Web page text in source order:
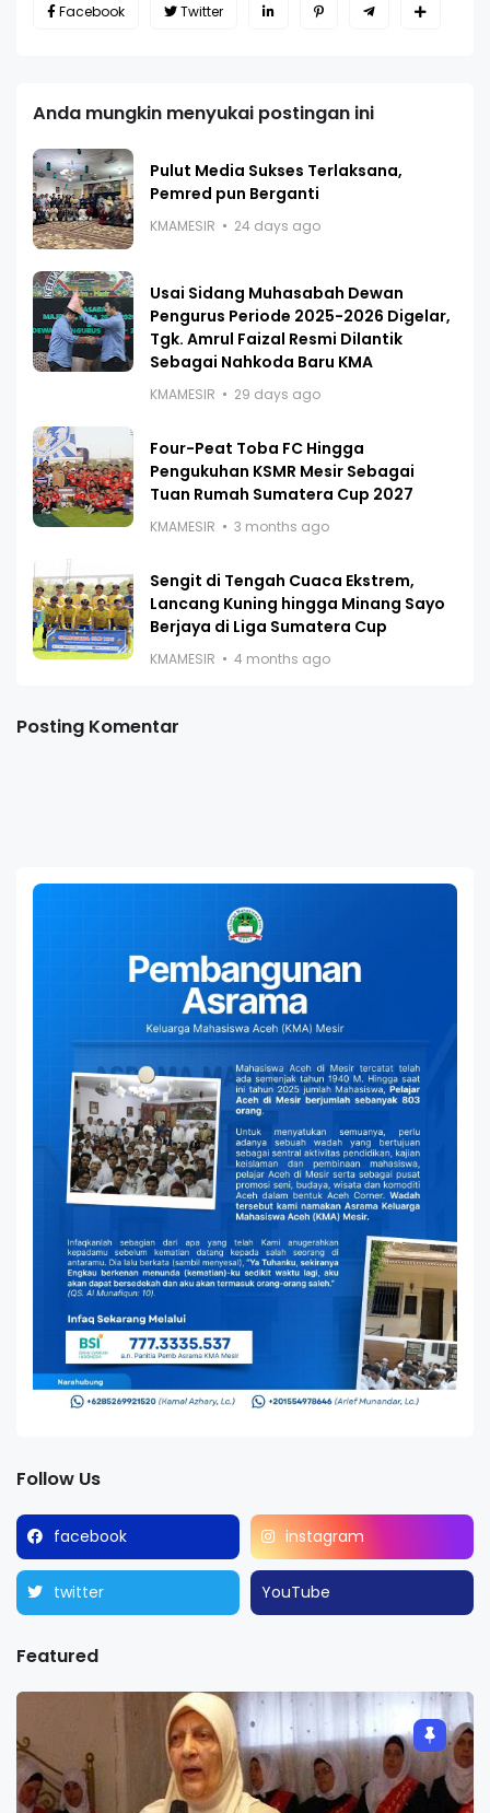
Facebook Twitter
Anda mungkin menyukai postingan ini
Pulut Media Sukses Terlaksana,
Pemred pun Berganti
KMAMESIR 24 days ago
Usai Sidang Muhasabah Dewan
Pengurus Periode 2025-2026 Digelar,
Tgk. Amrul Faizal Resmi Dilantik
Sebagai Nahkoda Baru KMA
KMAMESIR 29 days ago
Four-Peat Toba FC Hingga
Pengukuhan KSMR Mesir Sebagai
Tuan Rumah Sumatera Cup 2027
KMAMESIR 3 months ago
Sengit di Tengah Cuaca Ekstrem,
Lancang Kuning hingga Minang Sayo
Berjaya di Liga Sumatera Cup
KMAMESIR 4 months ago
Posting Komentar
Follow Us
facebook instagram
twitter YouTube
Featured